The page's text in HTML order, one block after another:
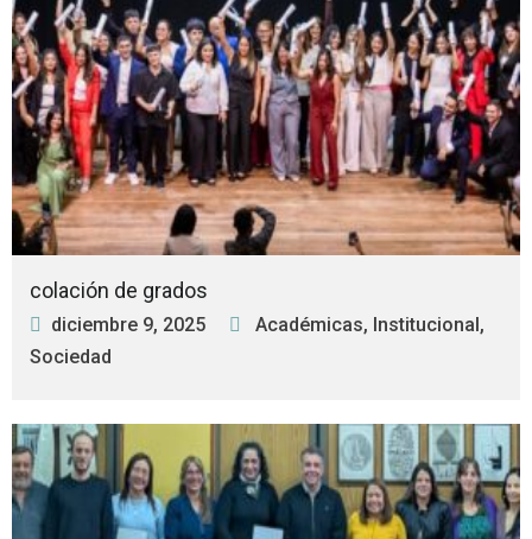
colación de grados
diciembre 9, 2025 Académicas, Institucional,
Sociedad